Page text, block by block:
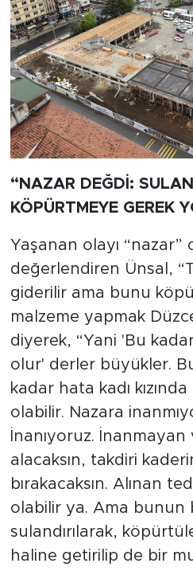
“NAZAR DEĞDİ:
KÖPÜRTMEYE GEREK
Yaşanan olayı “nazar”
değerlendiren Ünsal,
giderilir ama bunu
malzeme yapmak
diyerek, “Yani 'Bu kadar
olur' derler büyükler.
kadar hata kadı
olabilir. Nazara
İnanıyoruz.
alacaksın, takdiri
bırakacaksın. Alınan
olabilir ya. Ama bunun
sulandırılarak,
haline getirilip de bir